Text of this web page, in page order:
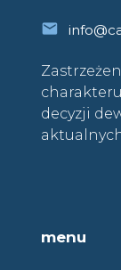
decyzji
menu